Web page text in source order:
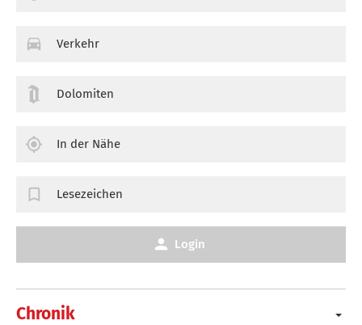
Chronik
Verkehr
Dolomiten
In der Nähe
Lesezeichen
Login